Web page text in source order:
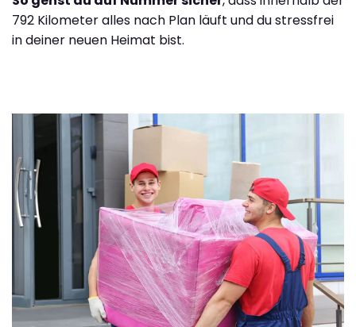
792 Kilometer alles nach Plan läuft und du stressfrei
in deiner neuen Heimat bist.